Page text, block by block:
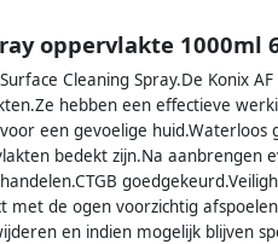
oppervlakte 1000ml
Cleaning Spray.De Konix
hebben een effectieve
een gevoelige
bedekt zijn.Na
met de ogen voorzichtig
en indien mogelijk blijven